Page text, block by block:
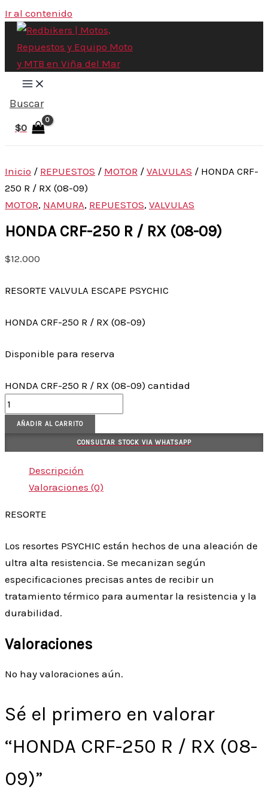
Ir al contenido
Buscar
$0
Inicio / REPUESTOS / MOTOR / VALVULAS / HONDA CRF-
250 R / RX (08-09)
MOTOR, NAMURA, REPUESTOS, VALVULAS
HONDA CRF-250 R / RX (08-09)
$12.000
RESORTE VALVULA ESCAPE PSYCHIC
HONDA CRF-250 R / RX (08-09)
Disponible para reserva
HONDA CRF-250 R / RX (08-09) cantidad
AÑADIR AL CARRITO
CONSULTAR STOCK VIA WHATSAPP
Descripción
Valoraciones (0)
RESORTE
Los resortes PSYCHIC están hechos de una aleación de
ultra alta resistencia. Se mecanizan según
especificaciones precisas antes de recibir un
tratamiento térmico para aumentar la resistencia y la
durabilidad.
Valoraciones
No hay valoraciones aún.
Sé el primero en valorar
“HONDA CRF-250 R / RX (08-
09)”